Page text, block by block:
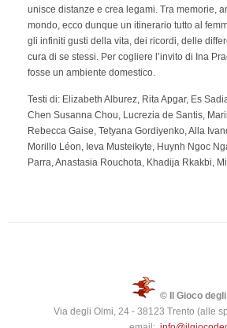
unisce distanze e crea legami. Tra memorie,
mondo, ecco dunque un itinerario tutto al
gli infiniti gusti della vita, dei ricordi, delle
cura di se stessi. Per cogliere l’invito di Ina
fosse un ambiente domestico.
Testi di: Elizabeth Alburez, Rita Apgar, Es
Chen Susanna Chou, Lucrezia de Santis,
Rebecca Gaise, Tetyana Gordiyenko, Alla
Morillo Léon, Ieva Musteikyte, Huynh Ngoc
Parra, Anastasia Rouchota, Khadija Rkakbi,
© Il Gioco
Via degli Olmi, 24 - 38123 Trento (alle